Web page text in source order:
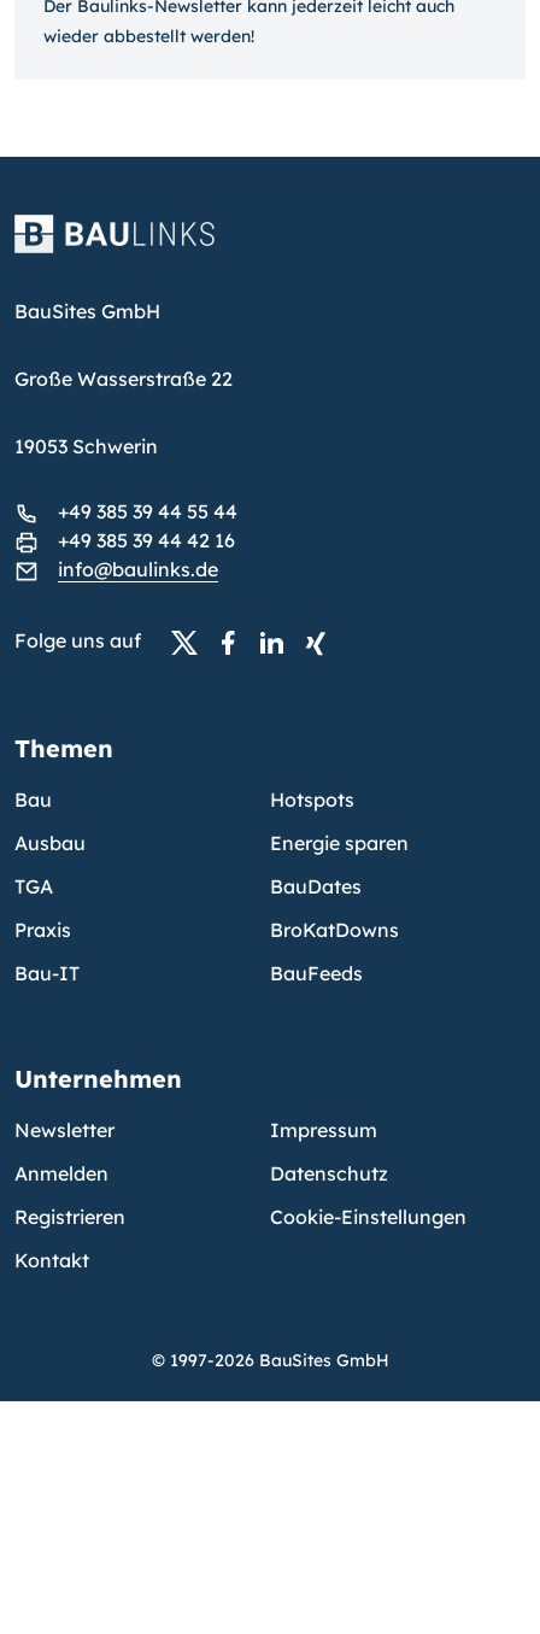
Der Baulinks-Newsletter kann jeder­zeit leicht auch
wieder ab­bestellt werden!
BauSites GmbH
Große Wasserstraße 22
19053 Schwerin
+49 385 39 44 55 44
+49 385 39 44 42 16
info@baulinks.de
Folge uns auf
Themen
Bau
Ausbau
TGA
Praxis
Bau-IT
Hotspots
Energie sparen
BauDates
BroKatDowns
BauFeeds
Unternehmen
Newsletter
Anmelden
Registrieren
Kontakt
Impressum
Datenschutz
Cookie-Einstellungen
© 1997-2026 BauSites GmbH